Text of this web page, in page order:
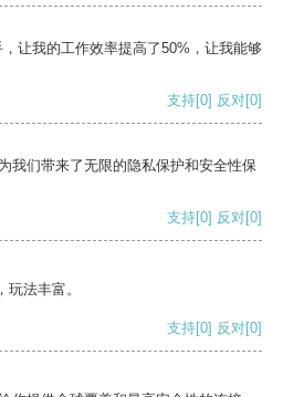
让我的工作效率提高了50%，让我能够
支持[0] 反对[0]
我们带来了无限的隐私保护和安全性保
支持[0] 反对[0]
法丰富。
支持[0] 反对[0]